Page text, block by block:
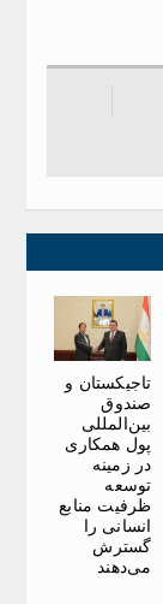
تاجیکستان و
صندوق
بین‌المللی
پول همکاری
در زمینه
توسعه
ظرفیت منابع
انسانی را
گسترش
می‌دهند